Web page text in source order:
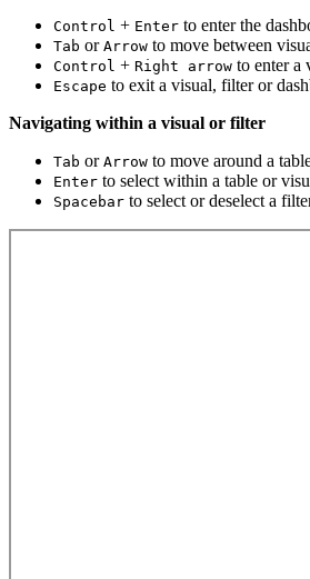
Control + Enter to enter the
Tab or Arrow to move between
Control + Right arrow to enter a
Escape to exit a visual, filter or
Navigating within a visual or filter
Tab or Arrow to move around a
Enter to select within a table or
Spacebar to select or deselect a